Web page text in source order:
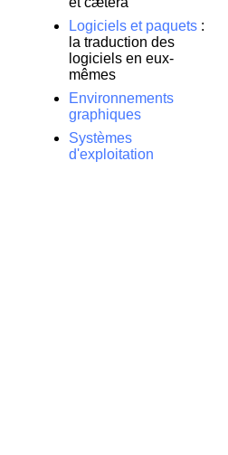
Logiciels et paquets :
la traduction des
logiciels en eux-
mêmes
Environnements
graphiques
Systèmes
d'exploitation